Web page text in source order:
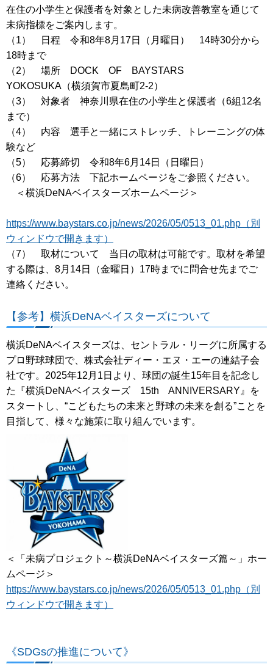
在住の小学生と保護者を対象とした未病改善教室を通じて
未病指標をご案内します。
（1） 日程 令和8年8月17日（月曜日） 14時30分から
18時まで
（2） 場所 DOCK OF BAYSTARS
YOKOSUKA（横須賀市夏島町2-2）
（3） 対象者 神奈川県在住の小学生と保護者（6組12名
まで）
（4） 内容 選手と一緒にストレッチ、トレーニングの体
験など
（5） 応募締切 令和8年6月14日（日曜日）
（6） 応募方法 下記ホームページをご参照ください。
＜横浜DeNAベイスターズホームページ＞
https://www.baystars.co.jp/news/2026/05/0513_01.php（別
ウィンドウで開きます）
（7） 取材について 当日の取材は可能です。取材を希望
する際は、8月14日（金曜日）17時までに問合せ先までご
連絡ください。
【参考】横浜DeNAベイスターズについて
横浜DeNAベイスターズは、セントラル・リーグに所属する
プロ野球球団で、株式会社ディー・エヌ・エーの連結子会
社です。2025年12月1日より、球団の誕生15年目を記念し
た『横浜DeNAベイスターズ 15th ANNIVERSARY』を
スタートし、“こどもたちの未来と野球の未来を創る”ことを
目指して、様々な施策に取り組んでいます。
＜「未病プロジェクト～横浜DeNAベイスターズ篇～」ホー
ムページ＞
https://www.baystars.co.jp/news/2026/05/0513_01.php（別
ウィンドウで開きます）
《SDGsの推進について》